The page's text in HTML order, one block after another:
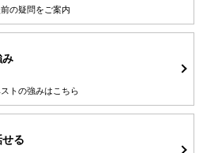
の疑問をご案内
み
トの強みはこちら
る